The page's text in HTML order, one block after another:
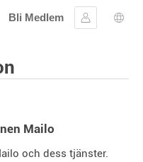
Bli Medlem
Logga in
Mailo
och dess tjänster.